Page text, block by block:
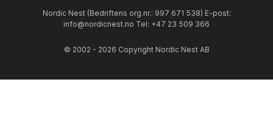
Nordic Nest (Bedriftens org.nr.: 997 671 538) E-post:
info@nordicnest.no Tel: +47 23 509 366
© 2002 - 2026 Copyright Nordic Nest AB